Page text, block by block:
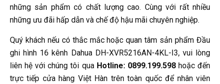
những sản phẩm có chất lượng cao. Cùng với rất nhiều
những ưu đãi hấp dẫn và chế độ hậu mãi chuyên nghiệp.
Quý khách nếu có thắc mắc hoặc quan tâm sản phẩm Đầu
ghi hình 16 kênh Dahua DH-XVR5216AN-4KL-I3, vui lòng
liên hệ với chúng tôi qua Hotline: 0899.199.598hoặc đến
trực tiếp cửa hàng Việt Hàn trên toàn quốc để nhân viên